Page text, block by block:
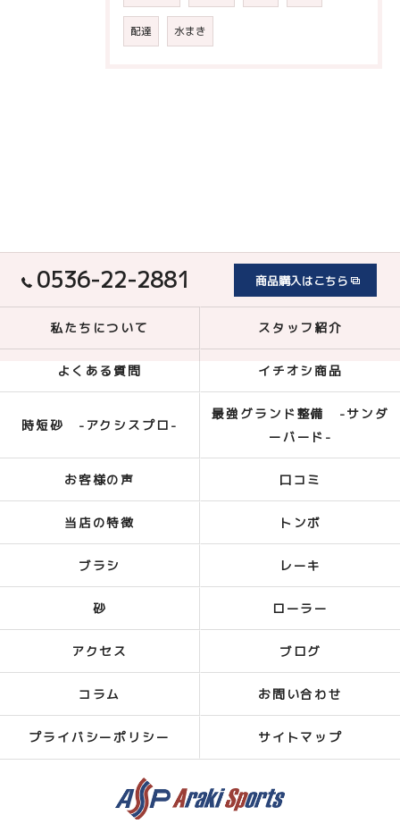
配達 水まき
0536-22-2881 商品購入はこちら
私たちについて スタッフ紹介
よくある質問 イチオシ商品
時短砂 -アクシスプロ-
最強グランド整備 -サンダ
ーバード-
お客様の声 口コミ
当店の特徴 トンボ
ブラシ レーキ
砂 ローラー
アクセス ブログ
コラム お問い合わせ
プライバシーポリシー サイトマップ